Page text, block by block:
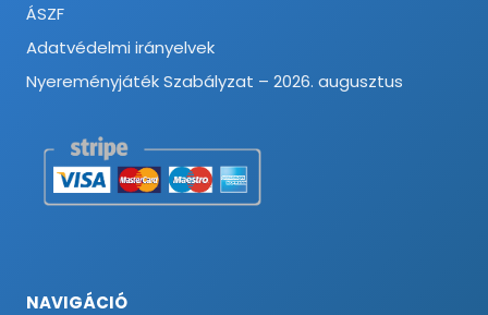
ÁSZF
Adatvédelmi irányelvek
Nyereményjáték Szabályzat – 2026. augusztus
NAVIGÁCIÓ